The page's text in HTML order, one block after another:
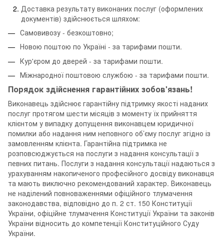
Доставка результату виконаних послуг (оформлених
документів) здійснюється шляхом:
Самовивозу - безкоштовно;
Новою поштою по Україні - за тарифами пошти.
Кур'єром до дверей - за тарифами пошти.
Міжнародної поштовою службою - за тарифами пошти.
Порядок здійснення гарантійних зобов'язань!
Виконавець здійснює гарантійну підтримку якості наданих
послуг протягом шести місяців з моменту їх прийняття
клієнтом у випадку допущення виконавцем юридичної
помилки або надання ним неповного об’єму послуг згідно із
замовленням клієнта. Гарантійна підтримка не
розповсюджується на послуги з надання консультації з
певних питань. Послуги з надання консультації надаються з
урахуванням накопиченого професійного досвіду виконавця
та мають виключно рекомендований характер. Виконавець
не наділений повноваженнями офіційного тлумачення
законодавства, відповідно до п. 2 ст. 150 Конституції
України, офіційне тлумачення Конституції України та законів
України відносить до компетенції Конституційного Суду
України.